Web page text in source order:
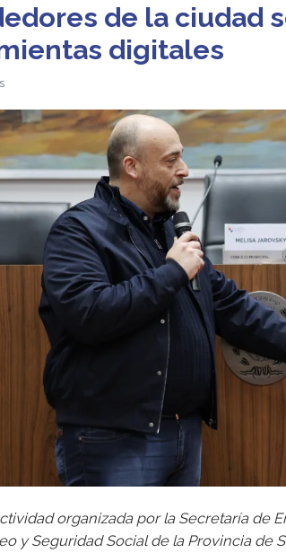
de la ciudad
digitales
organizada por la Secretaría de
y Seguridad Social de la Provincia de